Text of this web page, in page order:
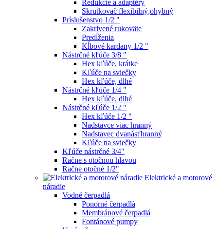
Redukcie a adaptéry
Skrutkovač flexibilný,ohybný
Príslušenstvo 1/2 "
Zakrivené rukoväte
Predĺženia
Kĺbové kardany 1/2 "
Nástrčné kľúče 3/8 "
Hex kľúče, krátke
Kľúče na sviečky
Hex kľúče, dlhé
Nástrčné kľúče 1/4 "
Hex kľúče, dlhé
Nástrčné kľúče 1/2 "
Hex kľúče 1/2 "
Nadstavce viac hranný
Nadstavec dvanásťhranný
Kľúče na sviečky
Kľúče nástrčné 3/4"
Račne s otočnou hlavou
Račne otočné 1/2"
Elektrické a motorové
náradie
Vodné čerpadlá
Ponorné čerpadlá
Membránové čerpadlá
Fontánové pumpy